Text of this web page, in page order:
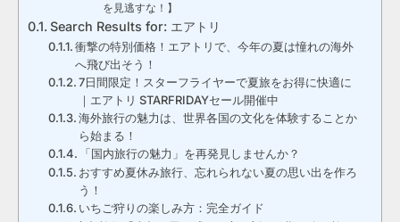
を見逃すな！】
Search Results for: エアトリ
衝撃の特別価格！エアトリで、今年の夏は憧れの海外
へ飛び出そう！
7日間限定！スターフライヤーで夏旅をお得に快適に
｜エアトリ STARFRIDAYセール開催中
海外旅行の魅力は、世界各国の文化を体験することか
ら始まる！
「国内旅行の魅力」を再発見しませんか？
おすすめ夏休み旅行、忘れられない夏の思い出を作ろ
う！
いちご狩りの楽しみ方：完全ガイド